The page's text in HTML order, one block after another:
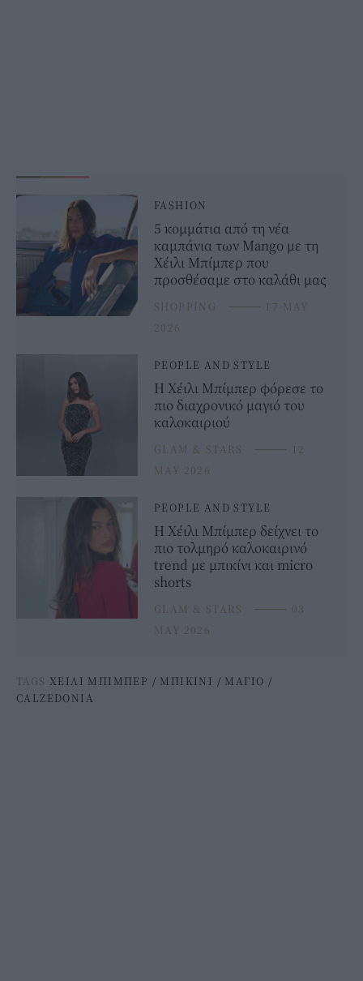
FASHION
5 κομμάτια από τη νέα
καμπάνια των Mango με τη
Χέιλι Μπίμπερ που
προσθέσαμε στο καλάθι μας
SHOPPING ⸻ 17 MAY
2026
PEOPLE AND STYLE
Η Χέιλι Μπίμπερ φόρεσε το
πιο διαχρονικό μαγιό του
καλοκαιριού
GLAM & STARS ⸻ 12
MAY 2026
PEOPLE AND STYLE
Η Χέιλι Μπίμπερ δείχνει το
πιο τολμηρό καλοκαιρινό
trend με μπικίνι και micro
shorts
GLAM & STARS ⸻ 03
MAY 2026
TAGS ΧΕΙΛΙ ΜΠΙΜΠΕΡ / ΜΠΙΚΙΝΙ / ΜΑΓΙΟ /
CALZEDONIA